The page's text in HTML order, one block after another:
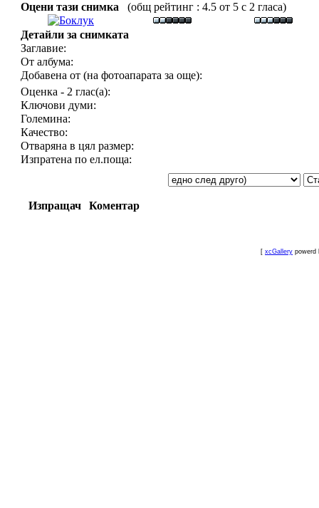
Оцени тази снимка
(общ рейтинг : 4.5 от 5 с 2 гласа)
Детайли за снимката
Заглавие:
От албума:
Добавена от (на фотоапарата за още):
Оценка - 2 глас(а):
Ключови думи:
Големина:
Качество:
Отваряна в цял размер:
Изпратена по ел.поща:
Изпращач Коментар
[ xcGallery